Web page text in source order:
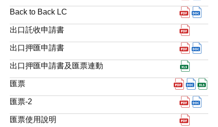
Back to Back LC 下載
出口託收申請書
出口押匯申請書 下載
出口押匯申請書及匯票連動
匯票 下載pdf
下載
匯票-2 下載
匯票使用說明